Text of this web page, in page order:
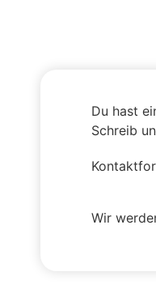
Du hast
Schreib
Wir